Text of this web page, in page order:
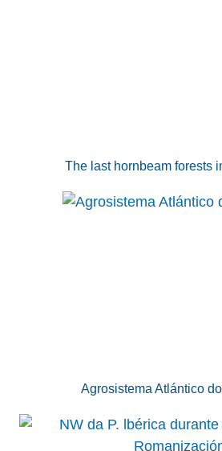
The last hornbeam forests
Agrosistema Atlántico